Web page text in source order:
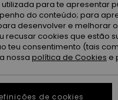
para te apresentar
do conteúdo; para
desenvolver e melhorar
recusar cookies que estão
teu consentimento (tais
nossa política de Cookies e
de cookies